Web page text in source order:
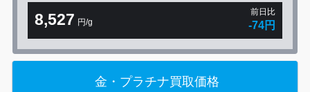
8,527 円/g
前日比
-74円
金・プラチナ買取価格